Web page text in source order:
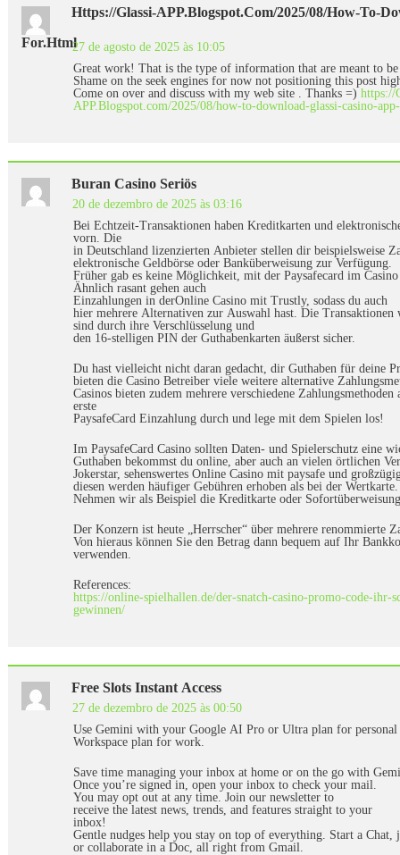
Https://Glassi-APP.Blogspot.com/2025/08/how-To-
For.html27 de agosto de 2025 às 10:05
Great work! That is the type of information that are meant to be
Shame on the seek engines for now not positioning this post
Come on over and discuss with my web site . Thanks =) https://
APP.Blogspot.com/2025/08/how-to-download-glassi-casino-
Buran Casino Seriös
20 de dezembro de 2025 às 03:16
Bei Echtzeit-Transaktionen haben Kreditkarten und
vorn. Die
in Deutschland lizenzierten Anbieter stellen dir beispielsweise
elektronische Geldbörse oder Banküberweisung zur Verfügung.
Früher gab es keine Möglichkeit, mit der Paysafecard im
Ähnlich rasant gehen auch
Einzahlungen in derOnline Casino mit Trustly, sodass du auch
hier mehrere Alternativen zur Auswahl hast. Die Transaktionen
sind durch ihre Verschlüsselung und
den 16-stelligen PIN der Guthabenkarten äußerst sicher.
Du hast vielleicht nicht daran gedacht, dir Guthaben für deine
bieten die Casino Betreiber viele weitere alternative
Casinos bieten zudem mehrere verschiedene
erste
PaysafeCard Einzahlung durch und lege mit dem Spielen los!
Im PaysafeCard Casino sollten Daten- und Spielerschutz eine
Guthaben bekommst du online, aber auch an vielen örtlichen
Jokerstar, sehenswertes Online Casino mit paysafe und
diesen werden häufiger Gebühren erhoben als bei der Wertkarte.
Nehmen wir als Beispiel die Kreditkarte oder
Der Konzern ist heute „Herrscher“ über mehrere renommierte
Von hieraus können Sie den Betrag dann bequem auf Ihr
verwenden.
References:
https://online-spielhallen.de/der-snatch-casino-promo-code-ihr-
gewinnen/
Free Slots Instant Access
27 de dezembro de 2025 às 00:50
Use Gemini with your Google AI Pro or Ultra plan for personal
Workspace plan for work.
Save time managing your inbox at home or on the go with
Once you’re signed in, open your inbox to check your mail.
You may opt out at any time. Join our newsletter to
receive the latest news, trends, and features straight to your
inbox!
Gentle nudges help you stay on top of everything. Start a
or collaborate in a Doc, all right from Gmail.